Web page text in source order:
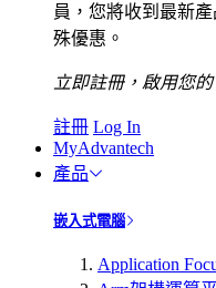
員，您將收到最新
殊優惠。
立即註冊，啟用您
註冊 Log In
MyAdvantech
產品
嵌入式電腦
Application